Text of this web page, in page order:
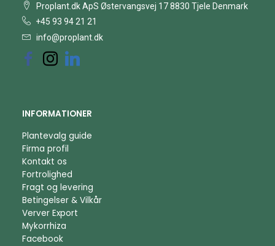
Proplant.dk ApS Østervangsvej 17 8830 Tjele Denmark
+45 93 94 21 21
info@proplant.dk
INFORMATIONER
Plantevalg guide
Firma profil
Kontakt os
Fortrolighed
Fragt og levering
Betingelser & Vilkår
Verver Export
Mykorrhiza
Facebook